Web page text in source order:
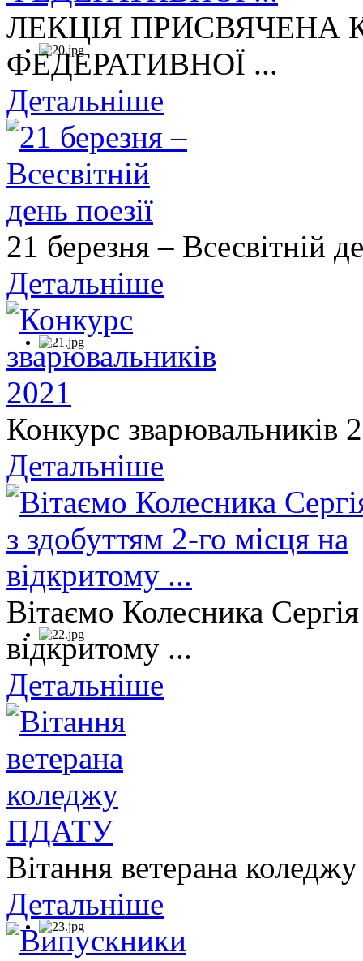
ЛЕКЦІЯ ПРИСВЯЧЕНА
ФЕДЕРАТИВНОЇ ...
Детальніше
21 березня – Всесвітній
Детальніше
Конкурс зварювальників
Детальніше
Вітаємо Колесника
відкритому ...
Детальніше
Вітання ветерана
Детальніше